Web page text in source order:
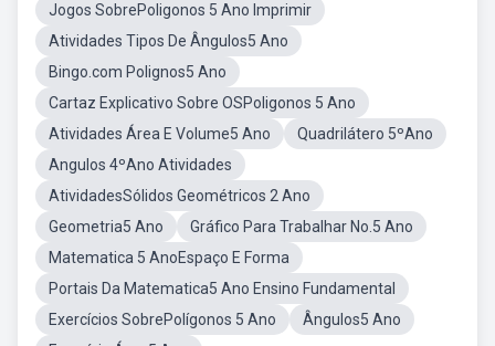
Jogos SobrePoligonos 5 Ano Imprimir
Atividades Tipos De Ângulos5 Ano
Bingo.com Polignos5 Ano
Cartaz Explicativo Sobre OSPoligonos 5 Ano
Atividades Área E Volume5 Ano
Quadrilátero 5ºAno
Angulos 4ºAno Atividades
AtividadesSólidos Geométricos 2 Ano
Geometria5 Ano
Gráfico Para Trabalhar No.5 Ano
Matematica 5 AnoEspaço E Forma
Portais Da Matematica5 Ano Ensino Fundamental
Exercícios SobrePolígonos 5 Ano
Ângulos5 Ano